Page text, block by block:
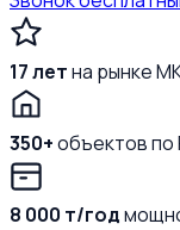
17 летна рынке
350+объектов
8 000 т/год